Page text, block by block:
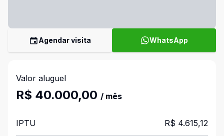
Agendar visita WhatsApp
Valor aluguel
R$ 40.000,00 / mês
IPTU R$ 4.615,12